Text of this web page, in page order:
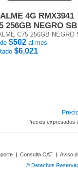
4G RMX3941
256GB NEGRO
C75 256GB NEGRO
$502 al mes
$6,021
Precios expresados
| Consulta CAT | Aviso
© Derechos